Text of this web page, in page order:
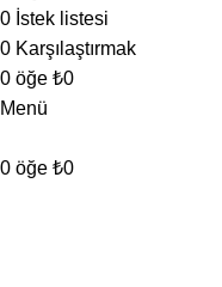
0 İstek listesi
0 Karşılaştırmak
0 öğe ₺0
Menü
0 öğe ₺0